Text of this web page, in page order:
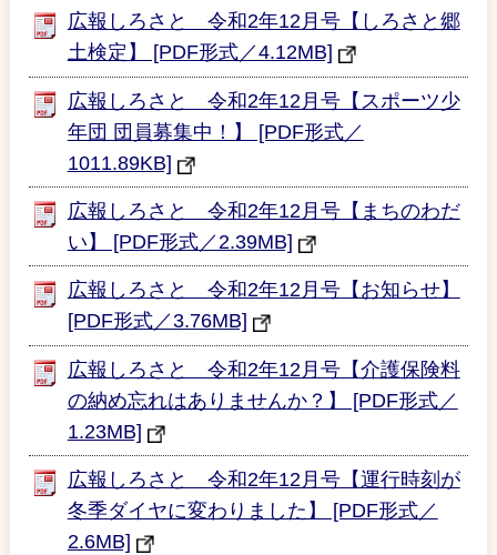
広報しろさと 令和2年12月号【しろさと郷
土検定】 [PDF形式／4.12MB]
広報しろさと 令和2年12月号【スポーツ少
年団 団員募集中！】 [PDF形式／
1011.89KB]
広報しろさと 令和2年12月号【まちのわだ
い】 [PDF形式／2.39MB]
広報しろさと 令和2年12月号【お知らせ】
[PDF形式／3.76MB]
広報しろさと 令和2年12月号【介護保険料
の納め忘れはありませんか？】 [PDF形式／
1.23MB]
広報しろさと 令和2年12月号【運行時刻が
冬季ダイヤに変わりました】 [PDF形式／
2.6MB]